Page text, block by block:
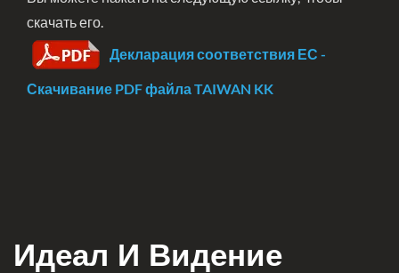
скачать его.
Декларация соответствия ЕС -
Скачивание PDF файла TAIWAN KK
Идеал И Видение